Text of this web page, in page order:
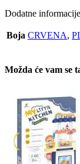
Dodatne informacije
Boja CRVENA,
Možda će vam se